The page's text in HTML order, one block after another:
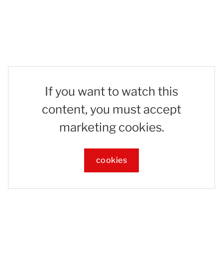
If you want to watch this
content, you must accept
marketing cookies.
cookies